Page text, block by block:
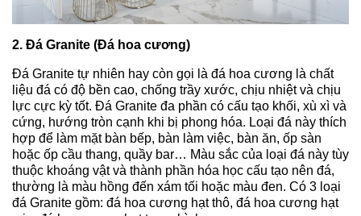
2. Đá Granite (Đá hoa cương)
Đá Granite tự nhiên hay còn gọi là đá hoa cương là chất
liệu đá có độ bền cao, chống trầy xước, chịu nhiệt và chịu
lực cực kỳ tốt. Đá Granite đa phần có cấu tạo khối, xù xì và
cứng, hướng tròn cạnh khi bị phong hóa. Loại đá này thích
hợp để làm mặt bàn bếp, bàn làm việc, bàn ăn, ốp sàn
hoặc ốp cầu thang, quầy bar… Màu sắc của loại đá này tùy
thuộc khoáng vật và thành phần hóa học cấu tạo nên đá,
thường là màu hồng đến xám tối hoặc màu đen. Có 3 loại
đá Granite gồm: đá hoa cương hạt thô, đá hoa cương hạt